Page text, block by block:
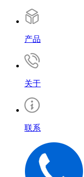
产品
关于
联系